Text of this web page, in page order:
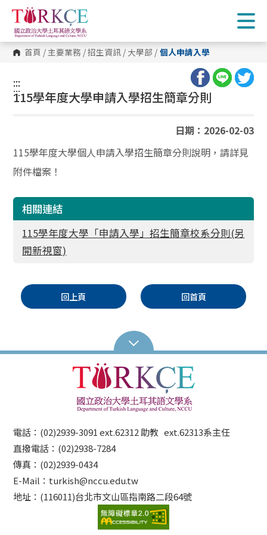
跳
到
主
要
內
容 首頁 /主要業務 /招生資訊 / 大學部 / 個人申請入學
:::
:::
115學年度大學申請入學招生簡章分則
日期：2026-02-03
115學年度大學個人申請入學招生簡章分則說明，請詳見
附件檔案！
相關連結
115學年度大學「申請入學」招生簡章校系分則(另
開新視窗)
回上頁 回首頁
電話：(02)2939-3091 ext.62312 助教 ext.62313系主任
直撥電話：(02)2938-7284
傳真：(02)2939-0434
E-Mail：turkish@nccu.edu.tw
地址：(116011)台北市文山區指南路二段64號